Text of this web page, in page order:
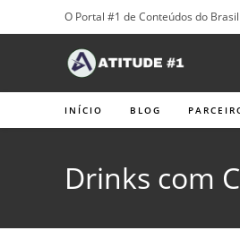
para
O Portal #1 de Conteúdos do
INÍCIO BLOG
Drinks com